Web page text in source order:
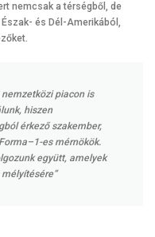
nemcsak a térségből, de
és Dél-Amerikából,
piacon is
hiszen
érkező szakember,
es mérnökök.
együtt, amelyek